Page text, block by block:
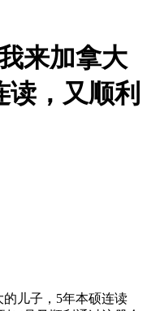
来加拿大
，又顺利
的儿子，5年本硕连读